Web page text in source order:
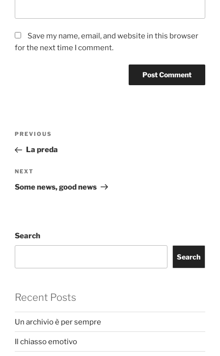
Save my name, email, and website in this browser
for the next time I comment.
Previous
Post
PREVIOUS
La preda
Next
Post
NEXT
Some news, good news
Search
Search
Recent Posts
Un archivio è per sempre
Il chiasso emotivo